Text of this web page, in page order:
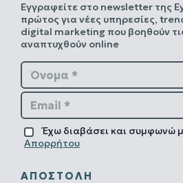
Εγγραφείτε στο newsletter της
πρώτος για νέες υπηρεσίες,
digital marketing που βοηθούν
αναπτυχθούν online
Όνομα *
Email *
Έχω διαβάσει και συμφωνώ
Απορρήτου
ΑΠΟΣΤΟΛΉ